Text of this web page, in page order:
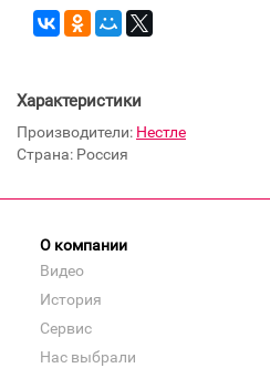
Характеристики
Производители: Нестле
Страна: Россия
О компании
Видео
История
Сервис
Нас выбрали